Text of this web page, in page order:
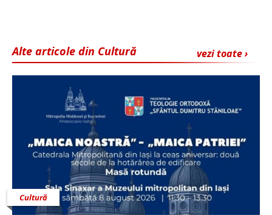
vezi toate ›
Alte articole din Cultură
Cultură